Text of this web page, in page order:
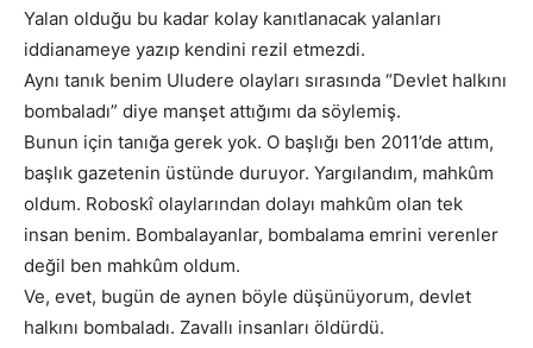
Yalan olduğu bu kadar kolay kanıtlanacak yalanları
iddianameye yazıp kendini rezil etmezdi.
Aynı tanık benim Uludere olayları sırasında “Devlet halkını
bombaladı” diye manşet attığımı da söylemiş.
Bunun için tanığa gerek yok. O başlığı ben 2011’de attım,
başlık gazetenin üstünde duruyor. Yargılandım, mahkûm
oldum. Roboskî olaylarından dolayı mahkûm olan tek
insan benim. Bombalayanlar, bombalama emrini verenler
değil ben mahkûm oldum.
Ve, evet, bugün de aynen böyle düşünüyorum, devlet
halkını bombaladı. Zavallı insanları öldürdü.